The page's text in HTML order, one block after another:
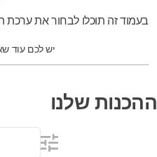
בעמוד זה תוכלו לבחור את
יש לכם עוד
ההכנות שלנו